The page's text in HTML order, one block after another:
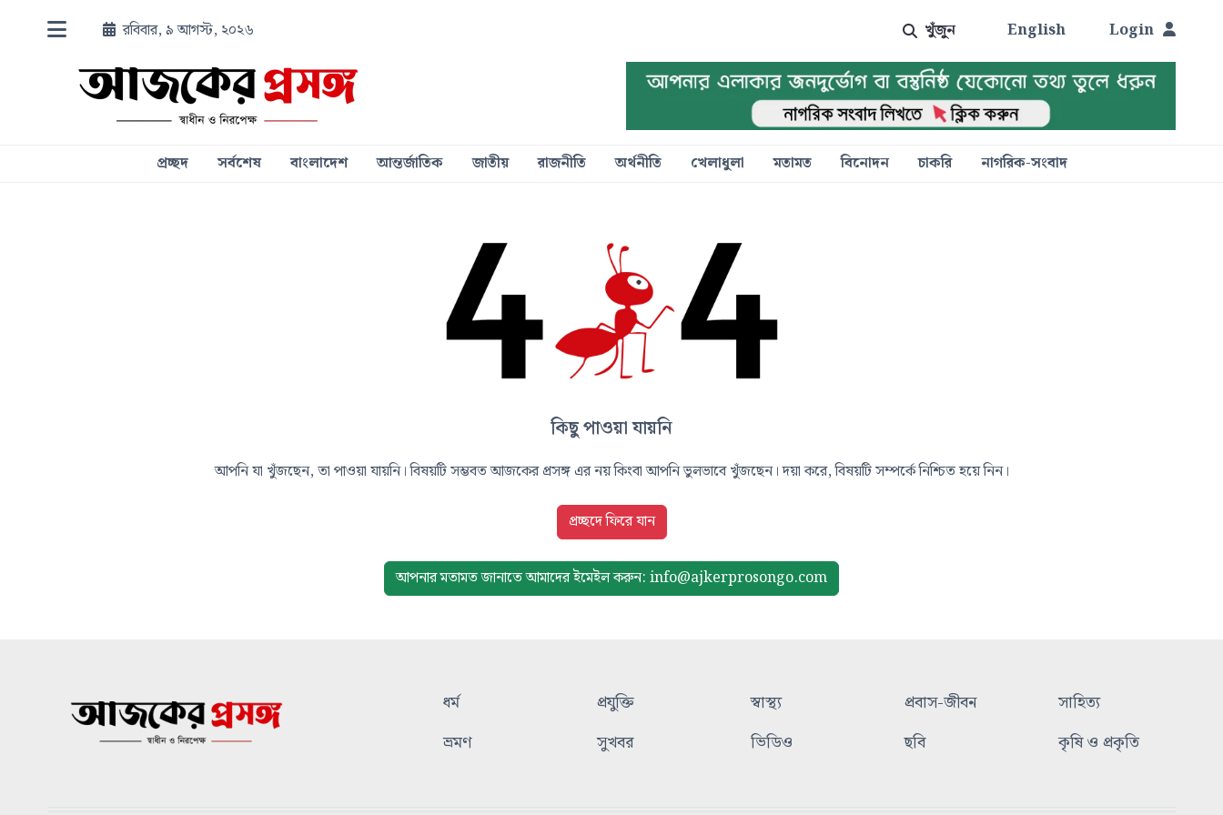
রবিবার, ৯ আগস্ট, ২০২৬ খুঁজুন English Login
প্রচ্ছদ সর্বশেষ বাংলাদেশ আন্তর্জাতিক জাতীয় রাজনীতি অর্থনীতি খেলাধুলা মতামত বিনোদন চাকরি নাগরিক-সংবাদ
কিছু পাওয়া যায়নি
আপনি যা খুঁজছেন, তা পাওয়া যায়নি। বিষয়টি সম্ভবত আজকের প্রসঙ্গ এর নয় কিংবা আপনি ভুলভাবে খুঁজছেন। দয়া করে, বিষয়টি সম্পর্কে নিশ্চিত হয়ে নিন।
প্রচ্ছদে ফিরে যান
আপনার মতামত জানাতে আমাদেরইমেইল করুন: info@ajkerprosongo.com
ধর্ম প্রযুক্তি স্বাস্থ্য প্রবাস-জীবন
সাহিত্য
ভ্রমণ
সুখবর ভিডিও ছবি কৃষি ও প্রকৃতি